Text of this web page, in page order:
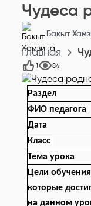
Чудеса
Бакыт
Главная
1 84
Раздел
ФИО педагога
Дата
Класс
Тема урока
Цели
которые
на данном